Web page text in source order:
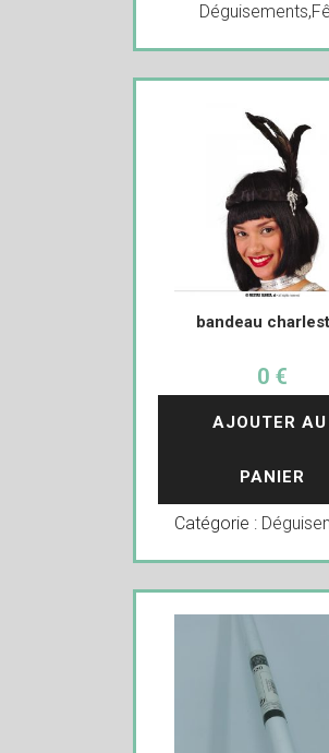
Déguisements,
bandeau
0 €
AJOUTER AU
PANIER
Catégorie :